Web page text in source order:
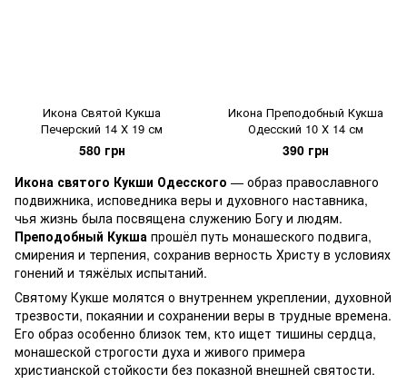
Икона Святой Кукша
Печерский 14 Х 19 см
580 грн
Икона Преподобный Кукша
Одесский 10 Х 14 см
390 грн
Икона святого Кукши Одесского — образ православного
подвижника, исповедника веры и духовного наставника,
чья жизнь была посвящена служению Богу и людям.
Преподобный Кукша прошёл путь монашеского подвига,
смирения и терпения, сохранив верность Христу в условиях
гонений и тяжёлых испытаний.
Святому Кукше молятся о внутреннем укреплении, духовной
трезвости, покаянии и сохранении веры в трудные времена.
Его образ особенно близок тем, кто ищет тишины сердца,
монашеской строгости духа и живого примера
христианской стойкости без показной внешней святости.